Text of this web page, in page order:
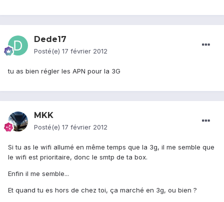
Dede17
Posté(e) 17 février 2012
tu as bien régler les APN pour la 3G
MKK
Posté(e) 17 février 2012
Si tu as le wifi allumé en même temps que la 3g, il me semble que
le wifi est prioritaire, donc le smtp de ta box.
Enfin il me semble...
Et quand tu es hors de chez toi, ça marché en 3g, ou bien ?